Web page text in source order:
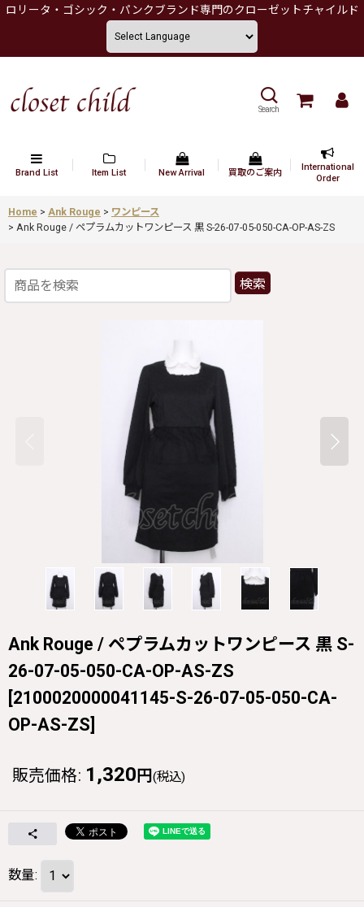
ロリータ・ゴシック・パンクブランド専門のクローゼットチャイルド
Search
Brand List Item List New Arrival 買取のご案内
International
Order
Home > Ank Rouge > ワンピース
> Ank Rouge / ペプラムカットワンピース 黒 S-26-07-05-050-CA-OP-AS-ZS
検索
Ank Rouge / ペプラムカットワンピース 黒 S-
26-07-05-050-CA-OP-AS-ZS
[2100020000041145-S-26-07-05-050-CA-
OP-AS-ZS]
販売価格: 1,320 円 (税込)
数量: